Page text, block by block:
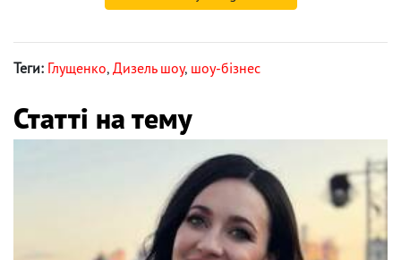
Теги: Глущенко, Дизель шоу, шоу-бізнес
Статті на тему